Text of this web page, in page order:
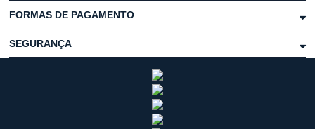
FORMAS DE PAGAMENTO
SEGURANÇA